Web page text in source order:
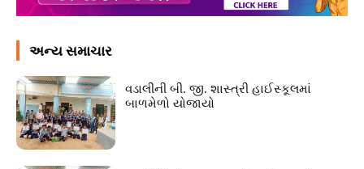
અન્ય સમાચાર
વડાલીની બી. જી. શાસ્ત્રી હાઈસ્કૂલમાં
બાળમેળો યોજાયો